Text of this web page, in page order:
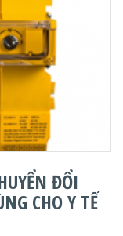
ĐỔI
CHO Y TẾ